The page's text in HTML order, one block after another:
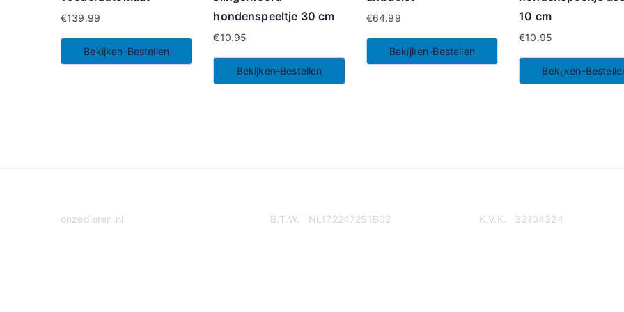
€139.99
Bekijken-Bestellen
hondenspeeltje 30 cm
€10.95
Bekijken-Bestellen
€64.99
Bekijken-Bestellen
10 cm
€10.95
Bekijken-
onzedieren.nl B.T.W. NL172247251B02 K.V.K. 32104324